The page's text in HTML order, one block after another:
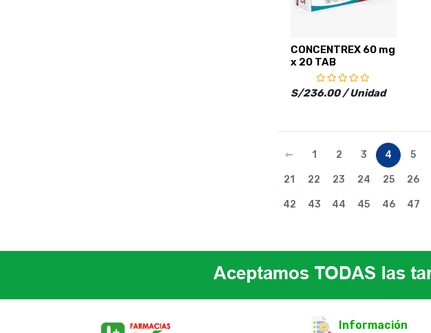
CONCENTREX 60 mg
x 20 TAB
S/236.00 / Unidad
⇽ 1 2 3 4 5
21 22 23 24 25 26
42 43 44 45 46 47
Información